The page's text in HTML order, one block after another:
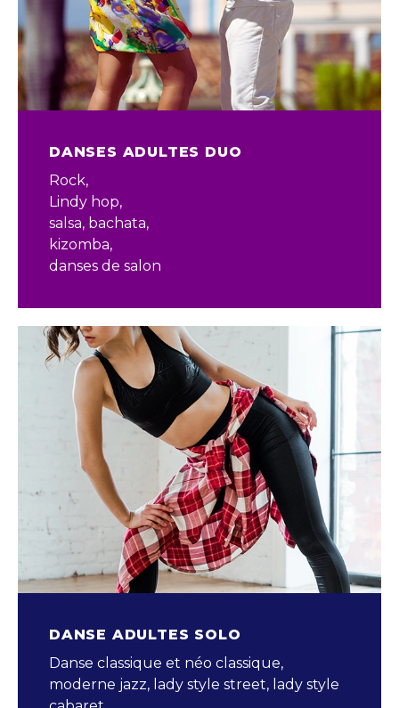
DANSES ADULTES DUO
Rock,
Lindy hop,
salsa, bachata,
kizomba,
danses de salon
DANSE ADULTES SOLO
Danse classique et néo classique,
moderne jazz, lady style street, lady style